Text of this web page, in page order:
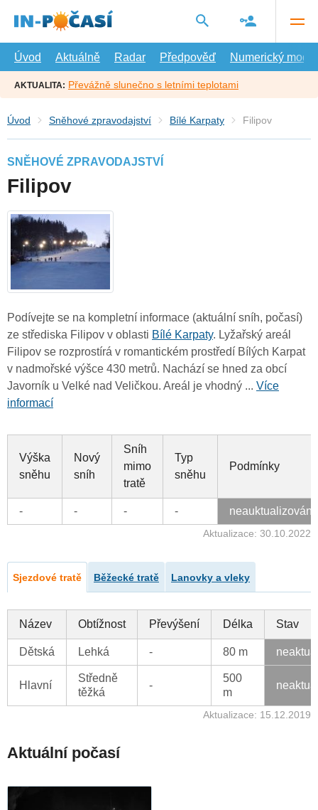
hlavní
Úvod
Aktuálně Radar Předpověď Numerický model
AKTUALITA: Převážně slunečno s letními teplotami
Úvod Sněhové zpravodajství Bílé Karpaty Filipov
SNĚHOVÉ ZPRAVODAJSTVÍ
Filipov
Podívejte se na kompletní informace (aktuální sníh, počasí)
ze střediska Filipov v oblasti Bílé Karpaty. Lyžařský areál
Filipov se rozprostírá v romantickém prostředí Bílých Karpat
v nadmořské výšce 430 metrů. Nachází se hned za obcí
Javorník u Velké nad Veličkou. Areál je vhodný ... Více
informací
Výška
sněhu
Nový
sníh
Sníh
mimo
tratě
Typ
sněhu
Podmínky
- - - - neauktualizováno
Aktualizace: 30.10.2022
Sjezdové tratě Běžecké tratě Lanovky a vleky
Název Obtížnost Převýšení Délka Stav
Dětská Lehká - 80 m
Hlavní
Středně
těžká
-
500
m
Aktualizace: 15.12.2019
Aktuální počasí